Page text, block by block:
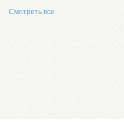
Смотреть все